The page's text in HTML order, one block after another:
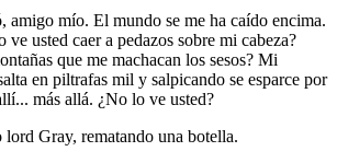
amigo mío. El mundo se me ha caído encima.
ve usted caer a pedazos sobre mi cabeza?
que me machacan los sesos? Mi
en piltrafas mil y salpicando se esparce por
más allá. ¿No lo ve usted?
Gray, rematando una botella.